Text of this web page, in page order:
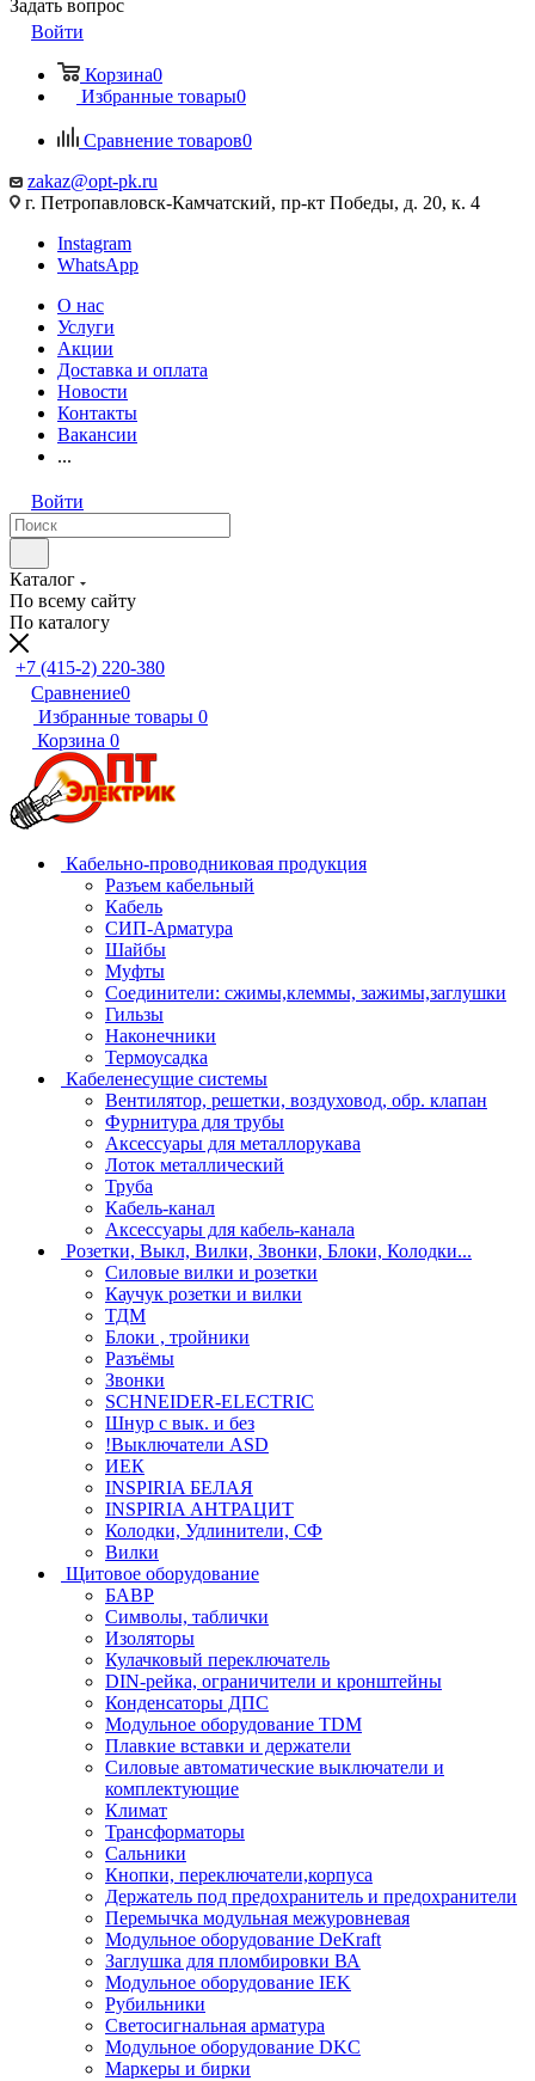
Задать вопрос
Войти
Корзина0
Избранные товары0
Сравнение товаров0
zakaz@opt-pk.ru
г. Петропавловск-Камчатский, пр-кт Победы, д. 20, к. 4
Instagram
WhatsApp
О нас
Услуги
Акции
Доставка и оплата
Новости
Контакты
Вакансии
...
Войти
Каталог
По всему сайту
По каталогу
+7 (415-2) 220-380
Сравнение0
Избранные товары 0
Корзина 0
Кабельно-проводниковая продукция
Разъем кабельный
Кабель
СИП-Арматура
Шайбы
Муфты
Соединители: сжимы,клеммы, зажимы,заглушки
Гильзы
Наконечники
Термоусадка
Кабеленесущие системы
Вентилятор, решетки, воздуховод, обр. клапан
Фурнитура для трубы
Аксессуары для металлорукава
Лоток металлический
Труба
Кабель-канал
Аксессуары для кабель-канала
Розетки, Выкл, Вилки, Звонки, Блоки, Колодки...
Силовые вилки и розетки
Каучук розетки и вилки
ТДМ
Блоки , тройники
Разъёмы
Звонки
SCHNEIDER-ELECTRIC
Шнур с вык. и без
!Выключатели ASD
ИЕК
INSPIRIA БЕЛАЯ
INSPIRIA АНТРАЦИТ
Колодки, Удлинители, СФ
Вилки
Щитовое оборудование
БАВР
Символы, таблички
Изоляторы
Кулачковый переключатель
DIN-рейка, ограничители и кронштейны
Конденсаторы ДПС
Модульное оборудование TDM
Плавкие вставки и держатели
Силовые автоматические выключатели и
комплектующие
Климат
Трансформаторы
Сальники
Кнопки, переключатели,корпуса
Держатель под предохранитель и предохранители
Перемычка модульная межуровневая
Модульное оборудование DeKraft
Заглушка для пломбировки ВА
Модульное оборудование IEK
Рубильники
Светосигнальная арматура
Модульное оборудование DKC
Маркеры и бирки